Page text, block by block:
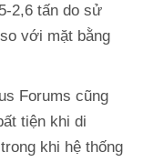
2,6 tấn do sử
với mặt bằng
Forums cũng
tiện khi di
khi hệ thống